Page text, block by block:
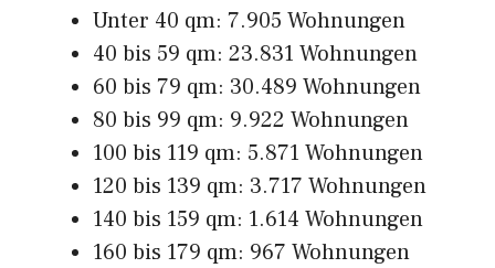
Unter 40 qm: 7.905 Wohnungen
40 bis 59 qm: 23.831 Wohnungen
60 bis 79 qm: 30.489 Wohnungen
80 bis 99 qm: 9.922 Wohnungen
100 bis 119 qm: 5.871 Wohnungen
120 bis 139 qm: 3.717 Wohnungen
140 bis 159 qm: 1.614 Wohnungen
160 bis 179 qm: 967 Wohnungen